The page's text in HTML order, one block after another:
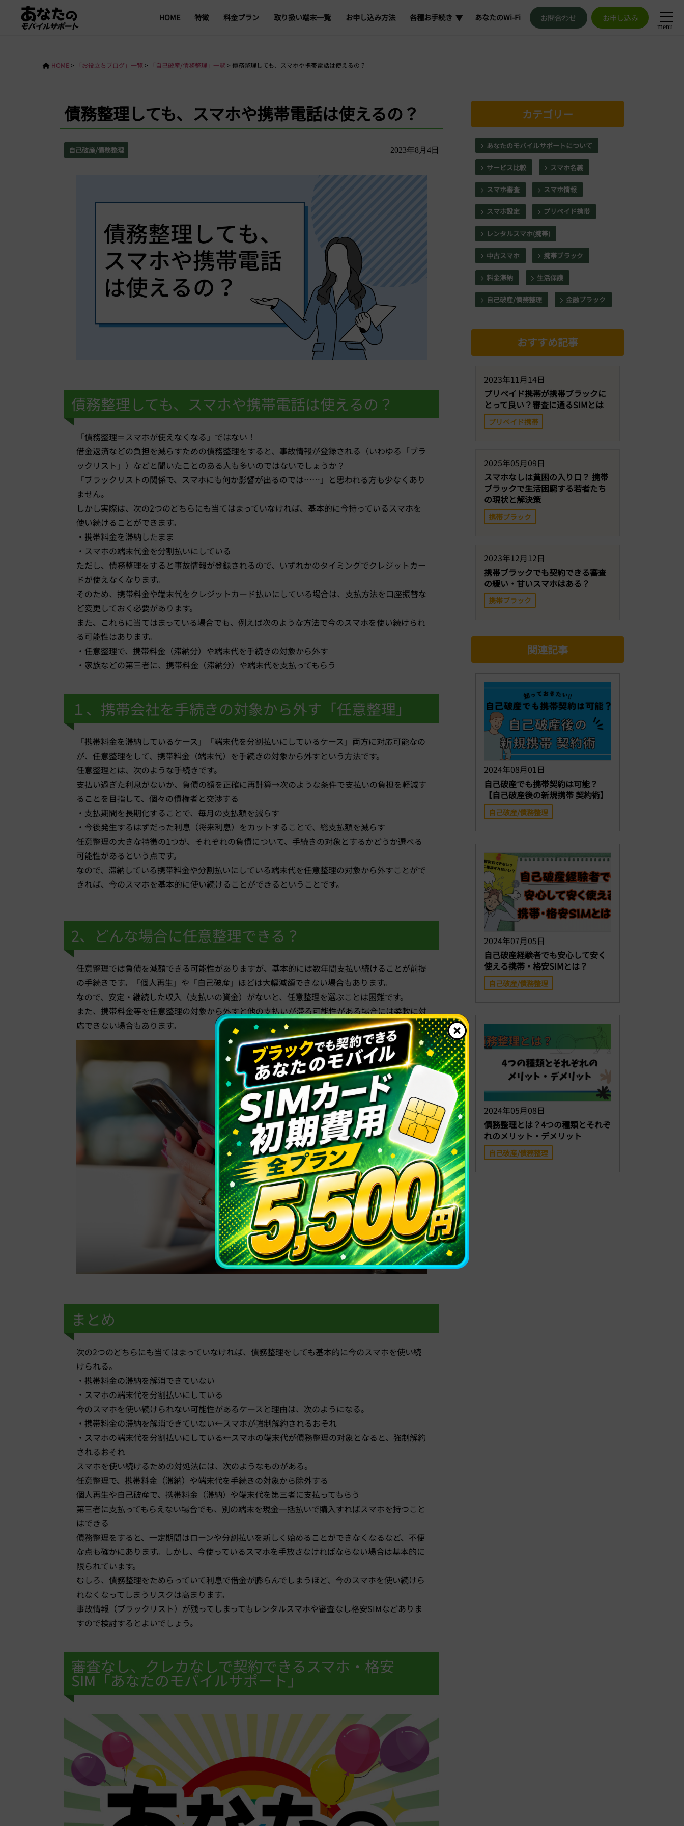
menu
HOME 特徴 料金プラン 取り扱い端末一覧 お申し込み方法 各種お手続き
オプション追加・解約
回線一時停止・再発行
5G・4G回線切替申請
解約・転出
あなたのWi-Fi お問合わせ お申し込み
HOME > 「お役立ちブログ」一覧 > 「自己破産/債務整理」一覧 > 債務整理しても、スマホや携帯電話は使えるの？
債務整理しても、スマホや携帯電話は使えるの？
自己破産/債務整理 2023年8月4日
債務整理しても、スマホや携帯電話は使えるの？
「債務整理＝スマホが使えなくなる」ではない！
借金返済などの負担を減らすための債務整理をすると、事故情報が登録される（いわゆる「ブラ
ックリスト」）などと聞いたことのある人も多いのではないでしょうか？
「ブラックリストの関係で、スマホにも何か影響が出るのでは……」と思われる方も少なくあり
ません。
しかし実際は、次の2つのどちらにも当てはまっていなければ、基本的に今持っているスマホを
使い続けることができます。
・携帯料金を滞納したまま
・スマホの端末代金を分割払いにしている
ただし、債務整理をすると事故情報が登録されるので、いずれかのタイミングでクレジットカー
ドが使えなくなります。
そのため、携帯料金や端末代をクレジットカード払いにしている場合は、支払方法を口座振替な
ど変更しておく必要があります。
また、これらに当てはまっている場合でも、例えば次のような方法で今のスマホを使い続けられ
る可能性はあります。
・任意整理で、携帯料金（滞納分）や端末代を手続きの対象から外す
・家族などの第三者に、携帯料金（滞納分）や端末代を支払ってもらう
１、携帯会社を手続きの対象から外す「任意整理」
「携帯料金を滞納しているケース」「端末代を分割払いにしているケース」両方に対応可能なの
が、任意整理をして、携帯料金（端末代）を手続きの対象から外すという方法です。
任意整理とは、次のような手続きです。
支払い過ぎた利息がないか、負債の額を正確に再計算→次のような条件で支払いの負担を軽減す
ることを目指して、個々の債権者と交渉する
・支払期間を長期化することで、毎月の支払額を減らす
・今後発生するはずだった利息（将来利息）をカットすることで、総支払額を減らす
任意整理の大きな特徴の1つが、それぞれの負債について、手続きの対象とするかどうか選べる
可能性があるという点です。
なので、滞納している携帯料金や分割払いにしている端末代を任意整理の対象から外すことがで
きれば、今のスマホを基本的に使い続けることができるということです。
2、どんな場合に任意整理できる？
任意整理では負債を減額できる可能性がありますが、基本的には数年間支払い続けることが前提
の手続きです。「個人再生」や「自己破産」ほどは大幅減額できない場合もあります。
なので、安定・継続した収入（支払いの資金）がないと、任意整理を選ぶことは困難です。
また、携帯料金等を任意整理の対象から外すと他の支払いが滞る可能性がある場合には柔軟に対
応できない場合もあります。
まとめ
次の2つのどちらにも当てはまっていなければ、債務整理をしても基本的に今のスマホを使い続
けられる。
・携帯料金の滞納を解消できていない
・スマホの端末代を分割払いにしている
今のスマホを使い続けられない可能性があるケースと理由は、次のようになる。
・携帯料金の滞納を解消できていない←スマホが強制解約されるおそれ
・スマホの端末代を分割払いにしている←スマホの端末代が債務整理の対象となると、強制解約
されるおそれ
スマホを使い続けるための対処法には、次のようなものがある。
任意整理で、携帯料金（滞納）や端末代を手続きの対象から除外する
個人再生や自己破産で、携帯料金（滞納）や端末代を第三者に支払ってもらう
第三者に支払ってもらえない場合でも、別の端末を現金一括払いで購入すればスマホを持つこと
はできる
債務整理をすると、一定期間はローンや分割払いを新しく始めることができなくなるなど、不便
な点も確かにあります。しかし、今使っているスマホを手放さなければならない場合は基本的に
限られています。
むしろ、債務整理をためらっていて利息で借金が膨らんでしまうほど、今のスマホを使い続けら
れなくなってしまうリスクは高まります。
事故情報（ブラックリスト）が残ってしまってもレンタルスマホや審査なし格安SIMなどありま
すので検討するとよいでしょう。
審査なし、クレカなしで契約できるスマホ・格安
SIM「あなたのモバイルサポート」
カテゴリー
あなたのモバイルサポートについて
サービス比較 スマホ名義
スマホ審査 スマホ情報
スマホ設定 プリペイド携帯
レンタルスマホ(携帯)
中古スマホ 携帯ブラック
料金滞納 生活保護
自己破産/債務整理 金融ブラック
おすすめ記事
2023年11月14日
プリペイド携帯が携帯ブラックに
とって良い？審査に通るSIMとは
プリペイド携帯
2025年05月09日
スマホなしは貧困の入り口？ 携帯
ブラックで生活困窮する若者たち
の現状と解決策
携帯ブラック
2023年12月12日
携帯ブラックでも契約できる審査
の緩い・甘いスマホはある？
携帯ブラック
関連記事
2024年08月01日
自己破産でも携帯契約は可能？
【自己破産後の新規携帯 契約術】
自己破産/債務整理
2024年07月05日
自己破産経験者でも安心して安く
使える携帯・格安SIMとは？
自己破産/債務整理
2024年05月08日
債務整理とは？4つの種類とそれぞ
れのメリット・デメリット
自己破産/債務整理